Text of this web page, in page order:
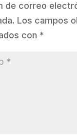
de correo
Los campos
con *